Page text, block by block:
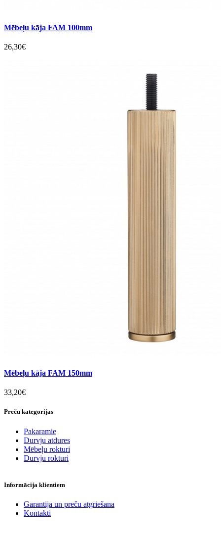
Mēbeļu kāja FAM 100mm
26,30€
Mēbeļu kāja FAM 150mm
33,20€
Preču kategorijas
Pakaramie
Durvju atdures
Mēbeļu rokturi
Durvju rokturi
Informācija klientiem
Garantija un preču atgriešana
Kontakti